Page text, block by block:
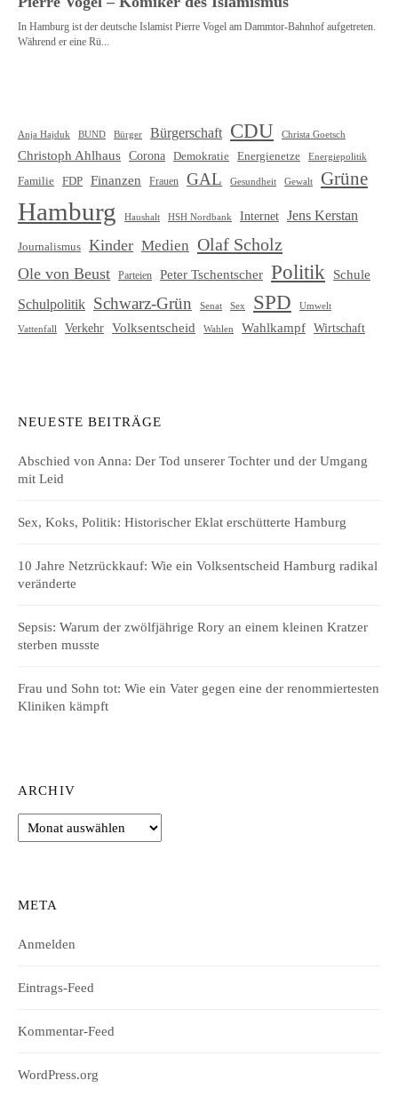
Anja Hajduk BUND Bürger Bürgerschaft CDU Christa Goetsch
Christoph Ahlhaus Corona Demokratie Energienetze Energiepolitik
Familie FDP Finanzen Frauen GAL Gesundheit Gewalt Grüne
Hamburg Haushalt HSH Nordbank Internet Jens Kerstan
Journalismus Kinder Medien Olaf Scholz
Ole von Beust Parteien Peter Tschentscher Politik
Schule
Schulpolitik Schwarz-Grün Senat Sex SPD Umwelt
Vattenfall Verkehr Volksentscheid Wahlen Wahlkampf Wirtschaft
NEUESTE BEITRÄGE
Abschied von Anna: Der Tod unserer Tochter und der Umgang
mit Leid
Sex, Koks, Politik: Historischer Eklat erschütterte Hamburg
10 Jahre Netzrückkauf: Wie ein Volksentscheid Hamburg radikal
veränderte
Sepsis: Warum der zwölfjährige Rory an einem kleinen Kratzer
sterben musste
Frau und Sohn tot: Wie ein Vater gegen eine der renommiertesten
Kliniken kämpft
ARCHIV
Archiv
META
Anmelden
Eintrags-Feed
Kommentar-Feed
WordPress.org